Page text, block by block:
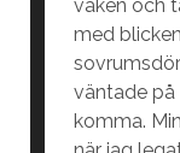
vaken och
med
väntade på
komma.